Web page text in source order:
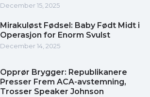
December 15, 2025
Mirakuløst Fødsel: Baby Født Midt i
Operasjon for Enorm Svulst
December 14, 2025
Opprør Brygger: Republikanere
Presser Frem ACA-avstemning,
Trosser Speaker Johnson